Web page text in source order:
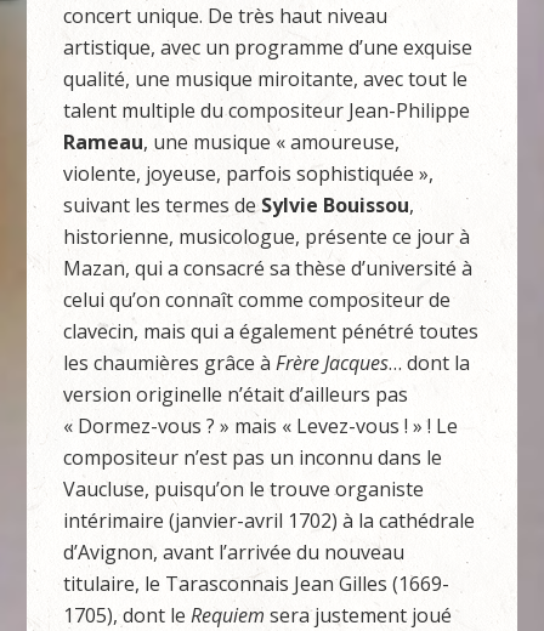
concert unique. De très haut niveau
artistique, avec un programme d’une exquise
qualité, une musique miroitante, avec tout le
talent multiple du compositeur Jean-Philippe
Rameau, une musique « amoureuse,
violente, joyeuse, parfois sophistiquée »,
suivant les termes deSylvie Bouissou,
historienne, musicologue, présente ce jour à
Mazan, qui a consacré sa thèse d’université à
celui qu’on connaît comme compositeur de
clavecin, mais qui a également pénétré toutes
les chaumières grâce àFrère Jacques… dont la
version originelle n’était d’ailleurs pas
« Dormez-vous ? » mais « Levez-vous ! » ! Le
compositeur n’est pas un inconnu dans le
Vaucluse, puisqu’on le trouve organiste
intérimaire (janvier-avril 1702) à la cathédrale
d’Avignon, avant l’arrivée du nouveau
titulaire, le Tarasconnais Jean Gilles (1669-
1705), dont leRequiem sera justement joué